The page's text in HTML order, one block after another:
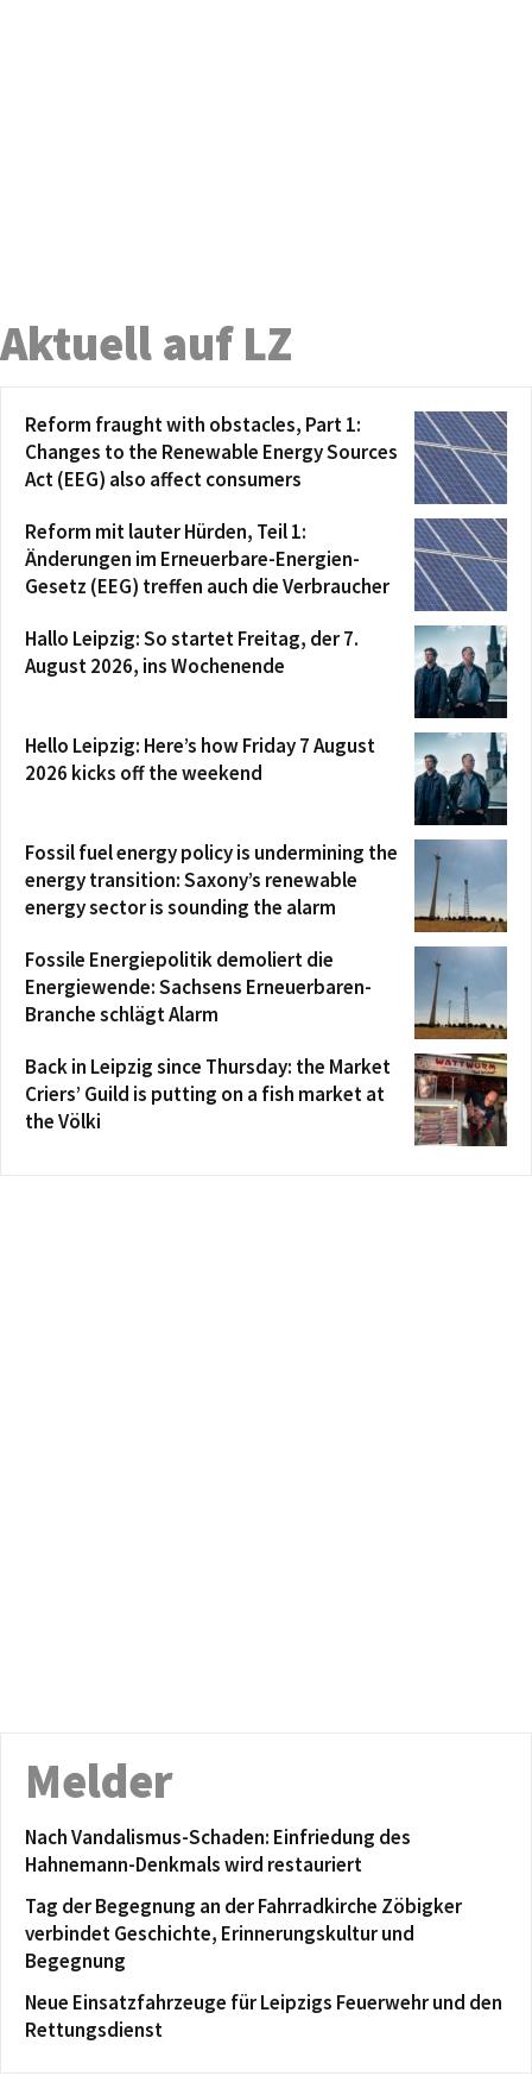
Aktuell auf LZ
Reform fraught with obstacles, Part 1:
Changes to the Renewable Energy Sources
Act (EEG) also affect consumers
Reform mit lauter Hürden, Teil 1:
Änderungen im Erneuerbare-Energien-
Gesetz (EEG) treffen auch die Verbraucher
Hallo Leipzig: So startet Freitag, der 7.
August 2026, ins Wochenende
Hello Leipzig: Here’s how Friday 7 August
2026 kicks off the weekend
Fossil fuel energy policy is undermining the
energy transition: Saxony’s renewable
energy sector is sounding the alarm
Fossile Energiepolitik demoliert die
Energiewende: Sachsens Erneuerbaren-
Branche schlägt Alarm
Back in Leipzig since Thursday: the Market
Criers’ Guild is putting on a fish market at
the Völki
Melder
Nach Vandalismus-Schaden: Einfriedung des
Hahnemann-Denkmals wird restauriert
Tag der Begegnung an der Fahrradkirche Zöbigker
verbindet Geschichte, Erinnerungskultur und
Begegnung
Neue Einsatzfahrzeuge für Leipzigs Feuerwehr und den
Rettungsdienst